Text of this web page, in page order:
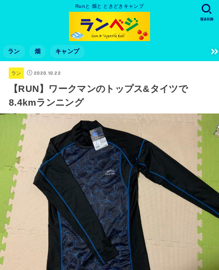
Runと 畑と ときどきキャンプ
ラン 畑 キャンプ
SEARCH
ラン 2020.10.22
【RUN】ワークマンのトップス&タイツで
8.4kmランニング